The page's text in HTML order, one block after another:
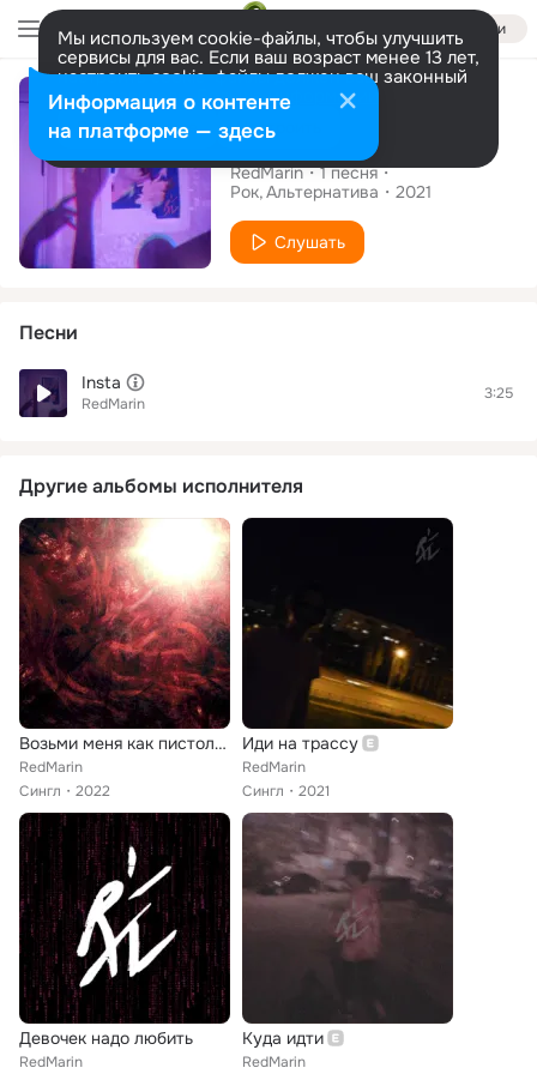
Войти
Мы используем cookie-файлы, чтобы улучшить
сервисы для вас. Если ваш возраст менее 13 лет,
настроить cookie-файлы должен ваш законный
представитель. Больше информации
Разрешить все Настроить
Сингл
Insta
RedMarin 1песня
Рок Альтернатива 2021
Слушать
Песни
Insta
RedMarin
3:25
Другие альбомы исполнителя
Возьми меня как пистолет
RedMarin
Сингл
2022
Иди на трассу
RedMarin
Сингл
2021
Девочек надо любить
RedMarin
Куда идти
RedMarin
Информация о контенте
на платформе — здесь